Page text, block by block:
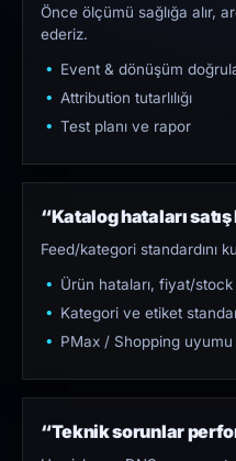
Önce ölçümü sağlığa alır,
ederiz.
Event & dönüşüm
Attribution tutarlılığı
Test planı ve rapor
“Katalog hataları satış
Feed/kategori standardını
Ürün hataları, fiyat/stock
Kategori ve etiket
PMax / Shopping uyumu
“Teknik sorunlar